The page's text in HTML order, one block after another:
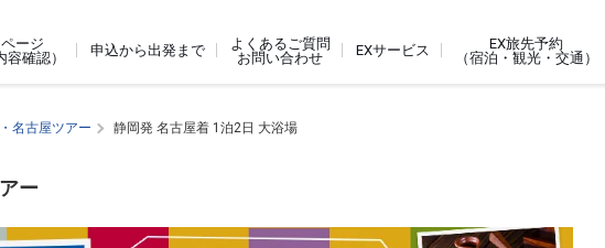
ージ
容確認）
申込から出発まで
よくあるご質問
お問い合わせ
EXサービス
EX旅先予約
（宿泊・観光・交通）
名古屋ツアー 静岡発 名古屋着 1泊2日 大浴場
ー